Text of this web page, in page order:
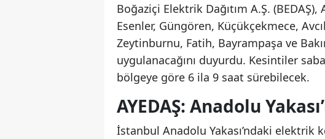
Boğaziçi Elektrik Dağıtım A.Ş. (BEDAŞ),
Esenler, Güngören, Küçükçekmece,
Zeytinburnu, Fatih, Bayrampaşa ve
uygulanacağını duyurdu. Kesintiler
bölgeye göre 6 ila 9 saat sürebilecek.
AYEDAŞ: Anadolu
İstanbul Anadolu Yakası’ndaki elektrik